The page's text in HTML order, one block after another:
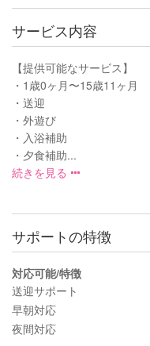
サービス内容
【提供可能なサービス】
・1歳0ヶ月〜15歳11ヶ月
・送迎
・外遊び
・入浴補助
・夕食補助...
続きを見る
サポートの特徴
対応可能/特徴
送迎サポート
早朝対応
夜間対応